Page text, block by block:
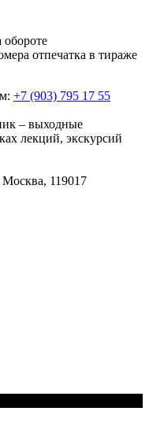
отпечатка в тираже
+7 (903) 795 17 55
– выходные
лекций, экскурсий
119017